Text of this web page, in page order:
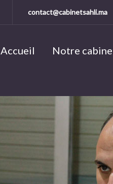
contact@cabinetsahli.ma
Accueil Notre